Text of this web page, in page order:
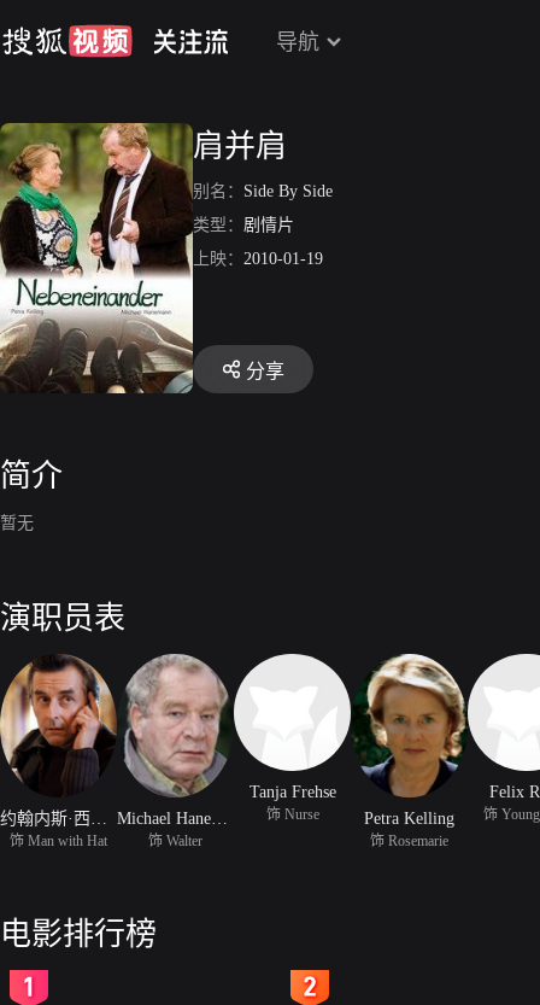
导航
肩并肩
别名： Side By Side
类型： 剧情片
上映： 2010-01-19
分享
简介
暂无
演职员表
饰 Man with Hat 饰 Walter
Tanja Frehse
饰 Nurse Petra Kelling
饰 Rosemarie
Felix
饰
电影排行榜